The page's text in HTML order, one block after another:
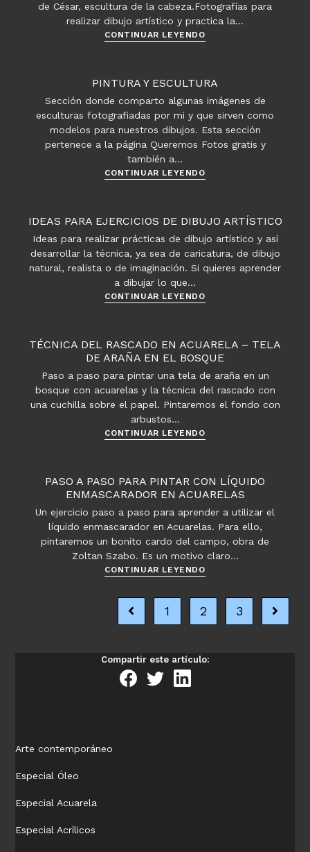
de César, escultura de la cabeza.Fotografías para
realizar dibujo artístico y practica la…
CONTINUAR LEYENDOCabeza
PINTURA Y ESCULTURA
Sección donde comparto algunas imágenes de
esculturas fotografiadas por mi y que sirven como
modelos para nuestros dibujos. Esta sección
pertenece a la página Queremos Fotos gratis y
también a…
CONTINUAR LEYENDOPintura
IDEAS PARA EJERCICIOS DE DIBUJO ARTÍSTICO
Ideas para realizar prácticas de dibujo artístico y así
desarrollar la técnica, ya sea de caricatura, de dibujo
natural, realista o de imaginación. Si quieres aprender
a dibujar lo que…
CONTINUAR LEYENDOIdeas
de
dibujo
TÉCNICA DEL RASCADO EN ACUARELA – TELA
DE ARAÑA EN EL BOSQUE
Paso a paso para pintar una tela de araña en un
bosque con acuarelas y la técnica del rascado con
una cuchilla sobre el papel. Pintaremos el fondo con
arbustos…
CONTINUAR LEYENDOTécnica
en
acuarela
araña
el
PASO A PASO PARA PINTAR CON LÍQUIDO
ENMASCARADOR EN ACUARELAS
Un ejercicio paso a paso para aprender a utilizar el
líquido enmascarador en Acuarelas. Para ello,
pintaremos un bonito cardo del campo, obra de
Zoltan Szabo. Es un motivo claro…
CONTINUAR LEYENDOPaso
paso
para
pintar
líquido
Ir a la página anterior
1 2 3 Ir a la
Compartir este artículo:
Arte contemporáneo
Especial Óleo
Especial Acuarela
Especial Acrílicos